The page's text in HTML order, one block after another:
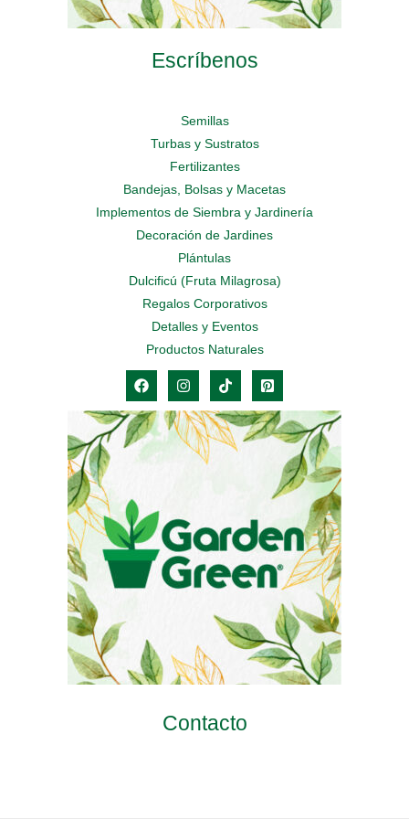
Escríbenos
Semillas
Turbas y Sustratos
Fertilizantes
Bandejas, Bolsas y Macetas
Implementos de Siembra y Jardinería
Decoración de Jardines
Plántulas
Dulcificú (Fruta Milagrosa)
Regalos Corporativos
Detalles y Eventos
Productos Naturales
Contacto